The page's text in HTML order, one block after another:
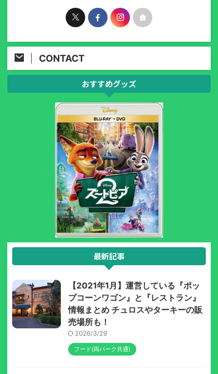
CONTACT
おすすめグッズ
最新記事
【2021年1月】運営している『ポッ
プコーンワゴン』と『レストラン』
情報まとめ チュロスやターキーの販
売場所も！
2026/3/29
フード(両パーク共通)